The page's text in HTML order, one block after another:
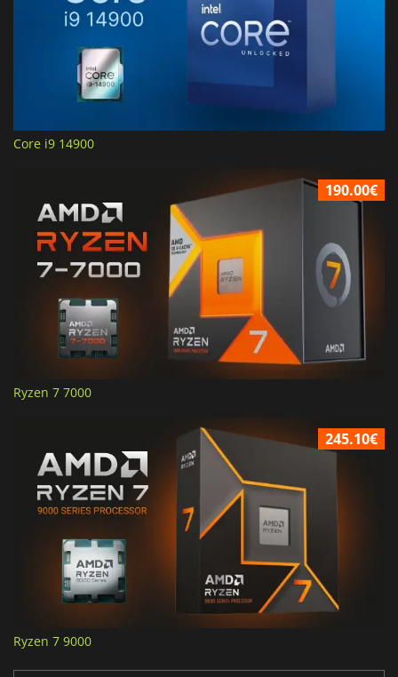
Core i9 14900
190.00€
Ryzen 7 7000
245.10€
Ryzen 7 9000